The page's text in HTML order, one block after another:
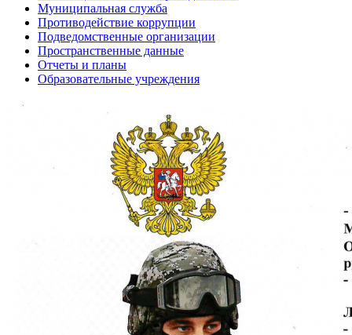
Муниципальная служба
Противодействие коррупции
Подведомственные организации
Пространственные данные
Отчеты и планы
Образовательные учреждения